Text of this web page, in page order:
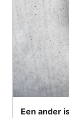
Een ander